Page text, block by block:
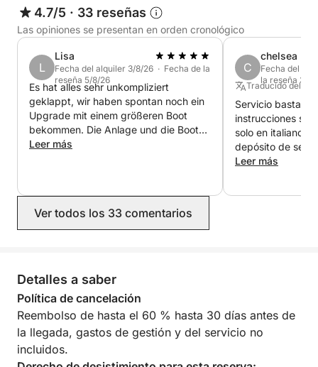
🌅 Explora las hermosas aguas de Palermo. Aquí
tienes algunos lugares destacados a menos de 5
km:
📍 Reserva Natural de Capo Gallo: Nada y practica
snorkel junto al maravilloso paisaje de esta costa
rocosa.
📍 Isola delle Femmine: Visita esta isla cercana para
disfrutar de aguas cristalinas y vistas panorámicas.
📍 Pretty Cove: Visita esta joya escondida para vivir
una experiencia mágica dentro y fuera del agua.
🎉 Cosas que hacer Actividades: 🚤 Crucero por la
costa: Disfrute de un relajante paseo entre hermosos
paisajes a lo largo de la costa de Palermo, con
marina en Capo Gallo.
🏖️ Excursión de un día a la playa de Mondello:
Tome el sol y disfrute de una comida junto al mar.
☕ Refrigerios a bordo: ¡Disfrute de croissants y
4.7/5 · 33 reseñas
Las opiniones se presentan en orden cronológico
L
Lisa
Fecha del alquiler 3/8/26 · Fecha de la
reseña 5/8/26
Es hat alles sehr unkompliziert
geklappt, wir haben spontan noch ein
Upgrade mit einem größeren Boot
bekommen. Die Anlage und die Boote
sind sehr gepflegt.
Leer más
C
chelsea
Fecha del
la reseña 30/
Traducido del
Servicio
instrucciones
solo en italiano,
depósito de
general, un
Leer más
Ver todos los 33 comentarios
Detalles a saber
Política de cancelación
Reembolso de hasta el 60 % hasta 30 días antes de
la llegada, gastos de gestión y del servicio no
incluidos.